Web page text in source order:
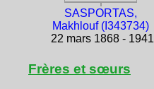
SASPORTAS,
Makhlouf (I343734)
22 mars 1868 - 1941
Frères et sœurs